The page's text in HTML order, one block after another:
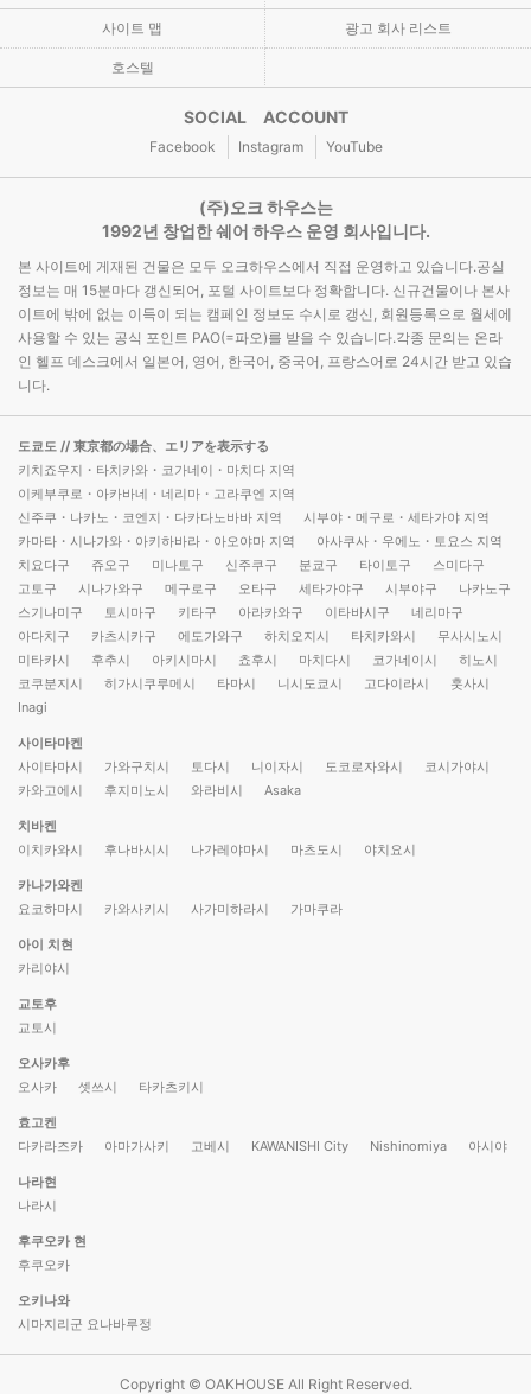
사이트 맵 광고 회사 리스트
호스텔
SOCIAL ACCOUNT
Facebook Instagram YouTube
(주)오크 하우스는
1992년 창업한 쉐어 하우스 운영 회사입니다.
본 사이트에 게재된 건물은 모두 오크하우스에서 직접 운영하고 있습니다.공실
정보는 매 15분마다 갱신되어, 포털 사이트보다 정확합니다. 신규건물이나 본사
이트에 밖에 없는 이득이 되는 캠페인 정보도 수시로 갱신, 회원등록으로 월세에
사용할 수 있는 공식 포인트 PAO(=파오)를 받을 수 있습니다.각종 문의는 온라
인 헬프 데스크에서 일본어, 영어, 한국어, 중국어, 프랑스어로 24시간 받고 있습
니다.
도쿄도 // 東京都の場合、エリアを表示する
키치죠우지・타치카와・코가네이・마치다 지역
이케부쿠로・아카바네・네리마・고라쿠엔 지역
신주쿠・나카노・코엔지・다카다노바바 지역
시부야・메구로・세타가야 지역
카마타・시나가와・아키하바라・아오야마 지역
아사쿠사・우에노・토요스 지역
치요다구
쥬오구 미나토구 신주쿠구 분쿄구 타이토구
스미다구
고토구
시나가와구 메구로구 오타구 세타가야구 시부야구
나카노구
스기나미구
토시마구 키타구 아라카와구 이타바시구
네리마구
아다치구
카츠시카구 에도가와구 하치오지시 타치카와시
무사시노시
미타카시
후추시 아키시마시 쵸후시 마치다시 코가네이시
히노시
코쿠분지시
히가시쿠루메시 타마시 니시도쿄시 고다이라시
훗사시
Inagi
사이타마켄
사이타마시
가와구치시 토다시 니이자시 도코로자와시
코시가야시
카와고에시
후지미노시 와라비시 Asaka
치바켄
이치카와시
후나바시시 나가레야마시 마츠도시 야치요시
카나가와켄
요코하마시
카와사키시 사가미하라시 가마쿠라
아이 치현
카리야시
교토후
교토시
오사카후
오사카
셋쓰시 타카츠키시
효고켄
다카라즈카
아마가사키 고베시 KAWANISHI City Nishinomiya 아시야
나라현
나라시
후쿠오카 현
후쿠오카
오키나와
시마지리군 요나바루정
Copyright © OAKHOUSE All Right Reserved.